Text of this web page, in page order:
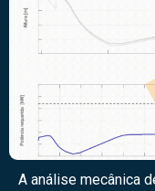
A análise mecânica